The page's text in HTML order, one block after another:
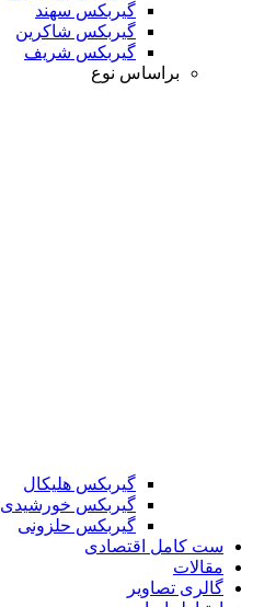
گیربکس سهند
گیربکس شاکرین
گیربکس شریف
براساس نوع
گیربکس هلیکال
گیربکس خورشیدی
گیربکس حلزونی
ست کامل اقتصادی
مقالات
گالری تصاویر